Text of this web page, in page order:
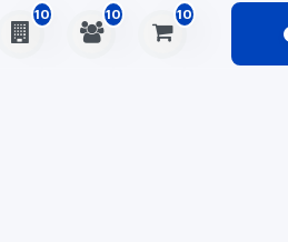
10 10 10